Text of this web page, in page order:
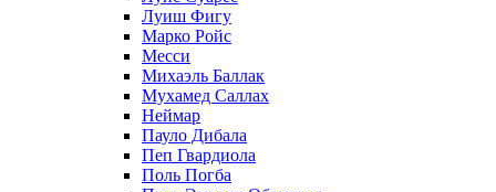
Луиш Фигу
Марко Ройс
Месси
Михаэль Баллак
Мухамед Саллах
Неймар
Пауло Дибала
Пеп Гвардиола
Поль Погба